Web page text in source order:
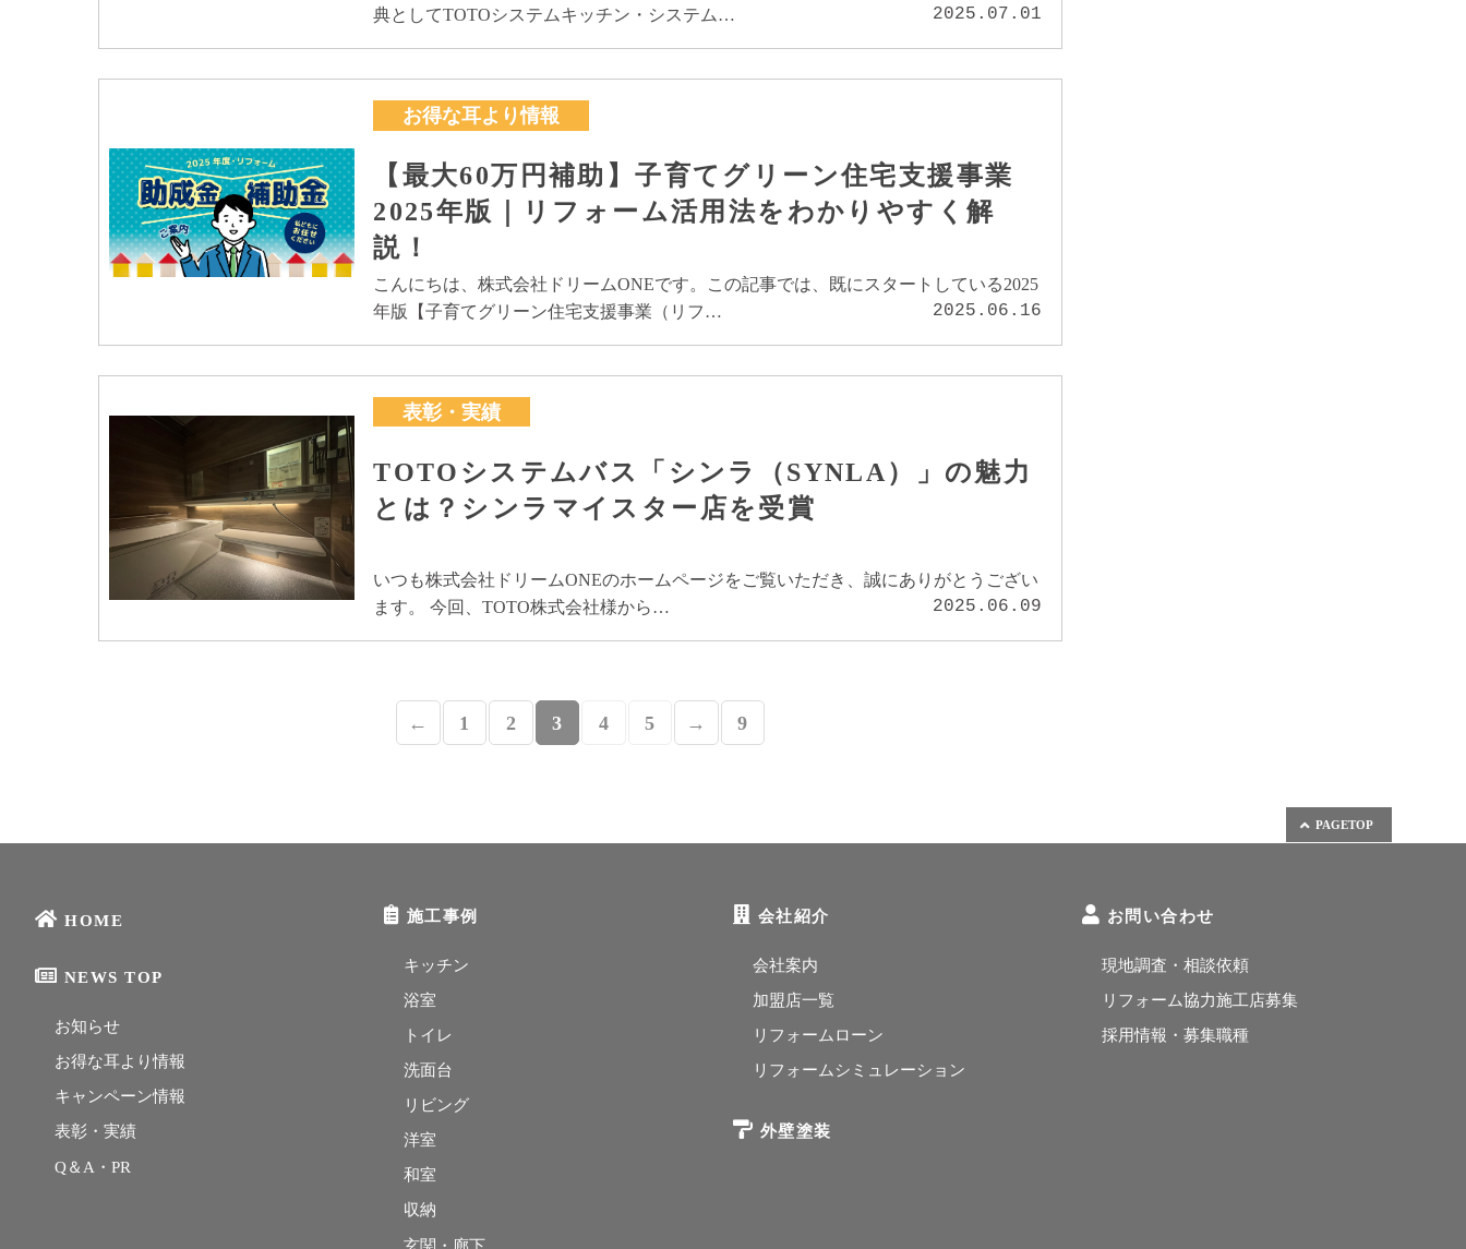
典としてTOTOシステムキッチン・システム…
2025.07.01
お得な耳より情報
【最大60万円補助】子育てグリーン住宅支援事業
2025年版｜リフォーム活用法をわかりやすく解
説！
こんにちは、株式会社ドリームONEです。この記事では、既にスタートしている2025
年版【子育てグリーン住宅支援事業（リフ…
2025.06.16
表彰・実績
TOTOシステムバス「シンラ（SYNLA）」の魅力
とは？シンラマイスター店を受賞
いつも株式会社ドリームONEのホームページをご覧いただき、誠にありがとうござい
ます。 今回、TOTO株式会社様から…
2025.06.09
← 1 2 3 4 5 → 9
PAGETOP
HOME
NEWS TOP
お知らせ
お得な耳より情報
キャンペーン情報
表彰・実績
Q＆A・PR
施工事例
キッチン
浴室
トイレ
洗面台
リビング
洋室
和室
収納
玄関・廊下
会社紹介
会社案内
加盟店一覧
リフォームローン
リフォームシミュレーション
外壁塗装
お問い合わせ
現地調査・相談依頼
リフォーム協力施工店募集
採用情報・募集職種